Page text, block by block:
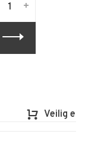
+
Veilig en